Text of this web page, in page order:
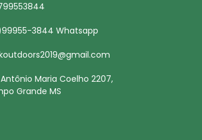
3844 Whatsapp
Maria Coelho 2207,
Grande MS